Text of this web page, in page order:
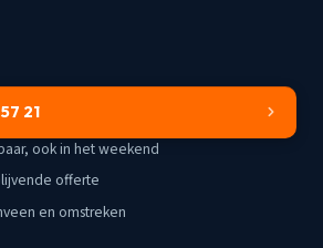
21
ook in het weekend
offerte
en omstreken